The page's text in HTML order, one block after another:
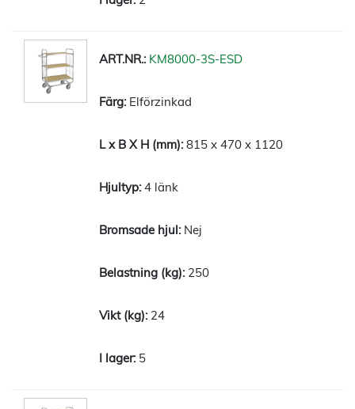
KM8000-3S-ESD
Elförzinkad
815 x 470 x 1120
4 länk
Nej
250
24
5